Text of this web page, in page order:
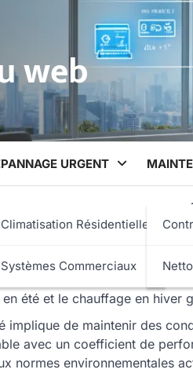
web
URGENT
Climatisation Résidentielle
Systèmes Commerciaux
dans un centre commercial
nécessitent une solution
été et le chauffage en
implique de maintenir des
avec un coefficient de
normes environnementales